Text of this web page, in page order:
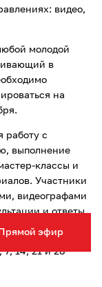
Прямой эфир
видео,
молодой
в
на
работу с
выполнение
классы и
Участники
видеографами
и ответы
7, 14, 21 и 28